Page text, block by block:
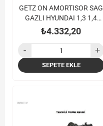
GETZ ON AMORTISOR SAG
GAZLI HYUNDAI 1,3 1,4
BENZINLI 1,5 DIZEL 2003
ABSLI
₺4.332,20
SEPETE EKLE